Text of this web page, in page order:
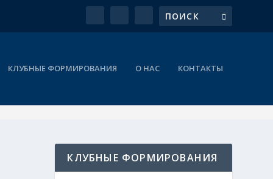
КЛУБНЫЕ ФОРМИРОВАНИЯ О НАС КОНТАКТЫ
КЛУБНЫЕ ФОРМИРОВАНИЯ